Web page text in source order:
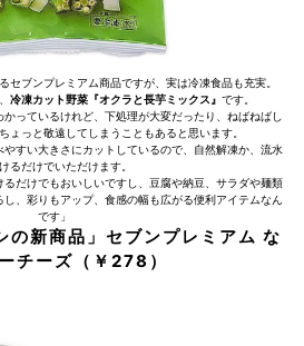
セブンプレミアム商品ですが、実は冷凍食品も充実。
冷凍カット野菜『オクラと長芋ミックス』 です。
っているけれど、下処理が大変だったり、ねばねばし
ょっと敬遠してしまうこともあると思います。
すい大きさにカットしているので、自然解凍か、流水
るだけでいただけます。
だけでもおいしいですし、豆腐や納豆、サラダや麺類
、彩りもアップ、食感の幅も広がる便利アイテムなん
です」
の新商品」セブンプレミアム な
チーズ（￥278）